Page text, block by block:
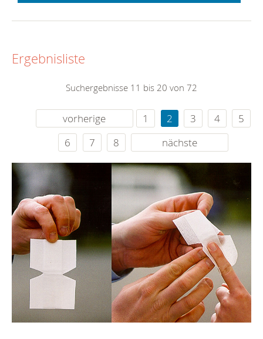
Ergebnisliste
Suchergebnisse 11 bis 20 von 72
vorherige 1 2 3 4
5
6
7 8 nächste